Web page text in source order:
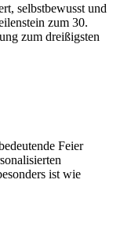
selbstbewusst und
zum 30.
zum dreißigsten
Feier
ist wie